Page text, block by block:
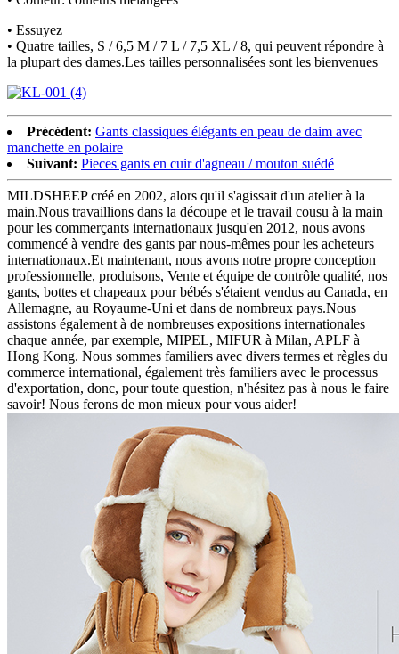
• Essuyez
• Quatre tailles, S / 6,5 M / 7 L / 7,5 XL / 8, qui peuvent répondre à
la plupart des dames.Les tailles personnalisées sont les bienvenues
Précédent: Gants classiques élégants en peau de daim avec
manchette en polaire
Suivant: Pieces gants en cuir d'agneau / mouton suédé
MILDSHEEP créé en 2002, alors qu'il s'agissait d'un atelier à la
main.Nous travaillions dans la découpe et le travail cousu à la main
pour les commerçants internationaux jusqu'en 2012, nous avons
commencé à vendre des gants par nous-mêmes pour les acheteurs
internationaux.Et maintenant, nous avons notre propre conception
professionnelle, produisons, Vente et équipe de contrôle qualité, nos
gants, bottes et chapeaux pour bébés s'étaient vendus au Canada, en
Allemagne, au Royaume-Uni et dans de nombreux pays.Nous
assistons également à de nombreuses expositions internationales
chaque année, par exemple, MIPEL, MIFUR à Milan, APLF à
Hong Kong. Nous sommes familiers avec divers termes et règles du
commerce international, également très familiers avec le processus
d'exportation, donc, pour toute question, n'hésitez pas à nous le faire
savoir! Nous ferons de mon mieux pour vous aider!